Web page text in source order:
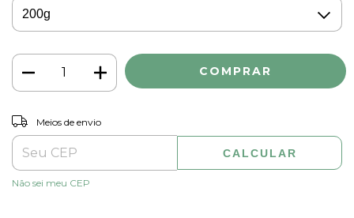
Entregas para o CEP:
Meios de envio
CALCULAR
Não sei meu CEP